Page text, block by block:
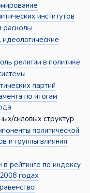
институтов
расколы
религии в политике
партий
по итогам
силовых структур
политической
и группы влияния
рейтинге по индексу
годах